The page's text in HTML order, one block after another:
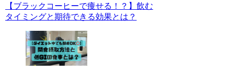
【ブラックコーヒーで痩せる！？】飲む
タイミングと期待できる効果とは？